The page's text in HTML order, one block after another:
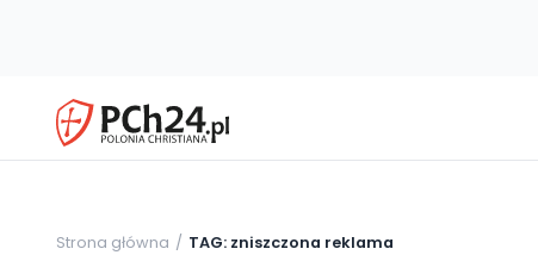
Strona główna TAG: zniszczona reklama